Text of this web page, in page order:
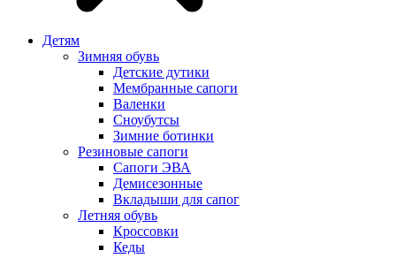
Детям
Зимняя обувь
Детские дутики
Мембранные сапоги
Валенки
Сноубутсы
Зимние ботинки
Резиновые сапоги
Сапоги ЭВА
Демисезонные
Вкладыши для сапог
Летняя обувь
Кроссовки
Кеды